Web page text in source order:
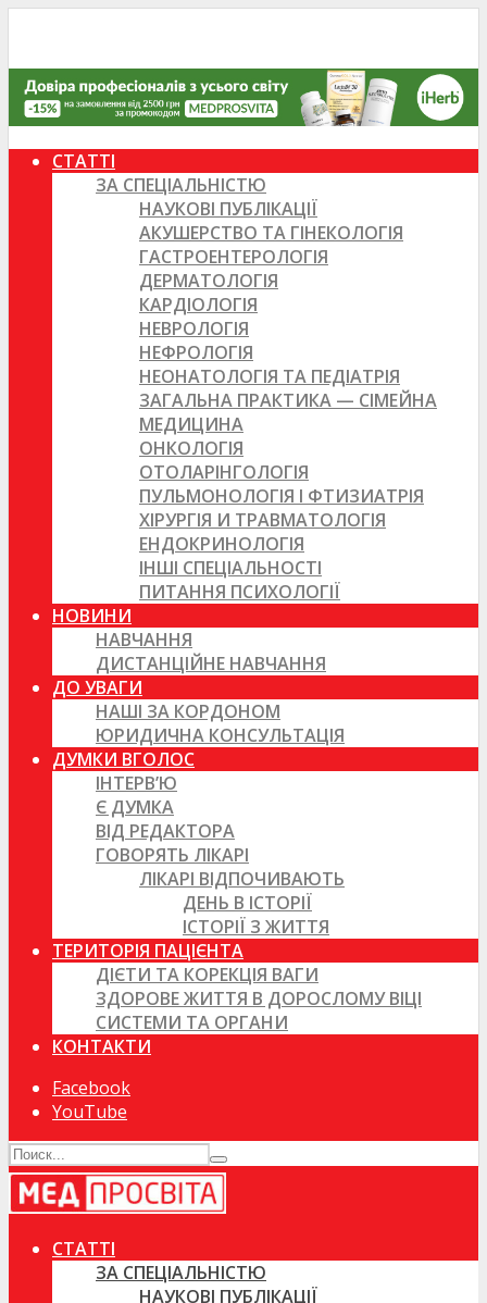
СТАТТІ
ЗА СПЕЦІАЛЬНІСТЮ
НАУКОВІ ПУБЛІКАЦІЇ
АКУШЕРСТВО ТА ГІНЕКОЛОГІЯ
ГАСТРОЕНТЕРОЛОГІЯ
ДЕРМАТОЛОГІЯ
КАРДІОЛОГІЯ
НЕВРОЛОГІЯ
НЕФРОЛОГІЯ
НЕОНАТОЛОГІЯ ТА ПЕДІАТРІЯ
ЗАГАЛЬНА ПРАКТИКА — СІМЕЙНА
МЕДИЦИНА
ОНКОЛОГІЯ
ОТОЛАРІНГОЛОГІЯ
ПУЛЬМОНОЛОГІЯ І ФТИЗИАТРІЯ
ХІРУРГІЯ И ТРАВМАТОЛОГІЯ
ЕНДОКРИНОЛОГІЯ
ІНШІ СПЕЦІАЛЬНОСТІ
ПИТАННЯ ПСИХОЛОГІЇ
НОВИНИ
НАВЧАННЯ
ДИСТАНЦІЙНЕ НАВЧАННЯ
ДО УВАГИ
НАШІ ЗА КОРДОНОМ
ЮРИДИЧНА КОНСУЛЬТАЦІЯ
ДУМКИ ВГОЛОС
ІНТЕРВ’Ю
Є ДУМКА
ВІД РЕДАКТОРА
ГОВОРЯТЬ ЛІКАРІ
ЛІКАРІ ВІДПОЧИВАЮТЬ
ДЕНЬ В ІСТОРІЇ
ІСТОРІЇ З ЖИТТЯ
ТЕРИТОРІЯ ПАЦІЄНТА
ДІЄТИ ТА КОРЕКЦІЯ ВАГИ
ЗДОРОВЕ ЖИТТЯ В ДОРОСЛОМУ ВІЦІ
СИСТЕМИ ТА ОРГАНИ
КОНТАКТИ
Facebook
YouTube
СТАТТІ
ЗА СПЕЦІАЛЬНІСТЮ
НАУКОВІ ПУБЛІКАЦІЇ